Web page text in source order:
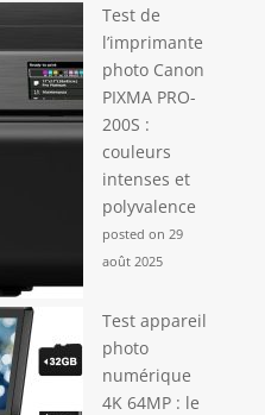
Test de
l’imprimante
photo Canon
PIXMA PRO-
200S :
couleurs
intenses et
polyvalence
posted on 29
août 2025
Test appareil
photo
numérique
4K 64MP : le